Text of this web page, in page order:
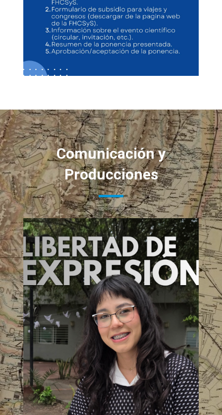
2026
Estimados/as Investigadores/as. Informamos
que se amplía la Convocatoria de Subsidios para
Viajes y Congresos 2026 hasta el 15/09/26.
Comunicación y
Producciones